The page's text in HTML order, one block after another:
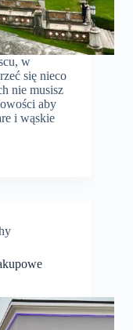
w
się nieco
nie musisz
aby
i wąskie